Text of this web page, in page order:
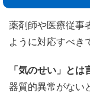
薬剤師や医療従事
ように対応すべき
「気のせい」とは
器質的異常がない